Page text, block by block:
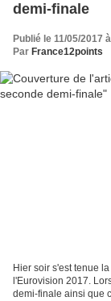
demi-finale
Publié le 11/05/2017
Par France12points
Hier soir s'est tenue
l'Eurovision 2017.
demi-finale ainsi que